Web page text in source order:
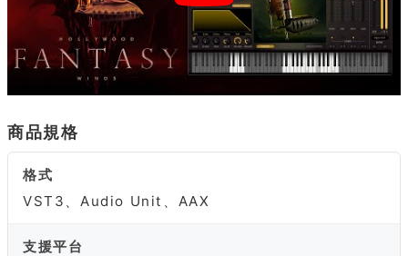
商品規格
格式
VST3、Audio Unit、AAX
支援平台